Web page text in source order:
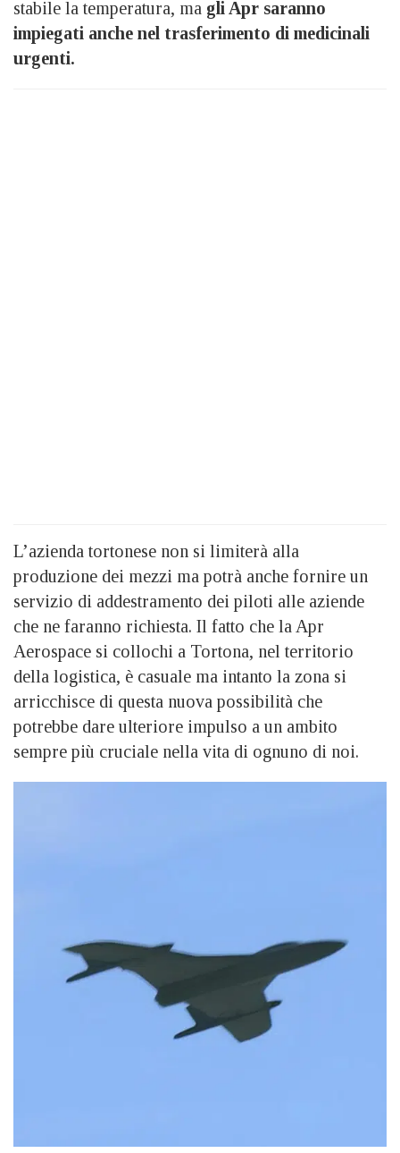
stabile la temperatura, ma gli Apr saranno
impiegati anche nel trasferimento di medicinali
urgenti.
L’azienda tortonese non si limiterà alla
produzione dei mezzi ma potrà anche fornire un
servizio di addestramento dei piloti alle aziende
che ne faranno richiesta. Il fatto che la Apr
Aerospace si collochi a Tortona, nel territorio
della logistica, è casuale ma intanto la zona si
arricchisce di questa nuova possibilità che
potrebbe dare ulteriore impulso a un ambito
sempre più cruciale nella vita di ognuno di noi.